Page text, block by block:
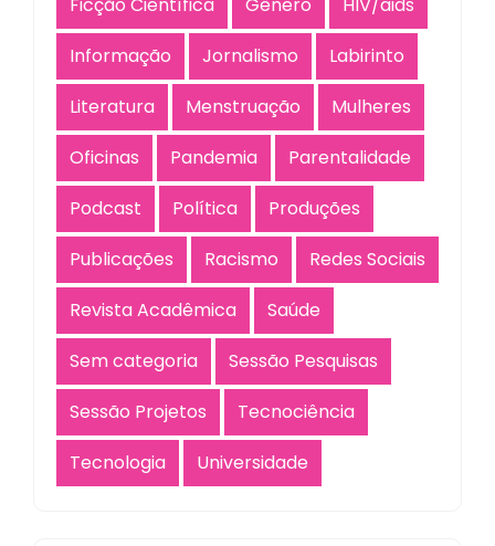
Informação
Jornalismo
Labirinto
Literatura
Menstruação
Mulheres
Oficinas
Pandemia
Parentalidade
Podcast
Política
Produções
Publicações
Racismo
Redes Sociais
Revista Acadêmica
Saúde
Sem categoria
Sessão Pesquisas
Sessão Projetos
Tecnociência
Tecnologia
Universidade